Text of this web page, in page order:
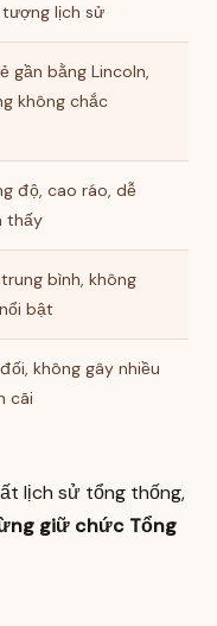
lịch sử
gần bằng Lincoln,
không chắc
độ, cao ráo, dễ
thấy
bình, không
bật
không gây nhiều
cãi
lịch sử tổng thống,
giữ chức Tổng